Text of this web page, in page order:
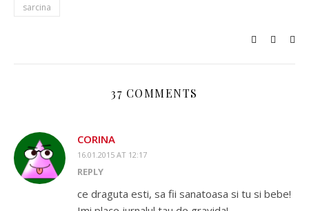
sarcina
37 COMMENTS
CORINA
16.01.2015 AT 12:17
REPLY
ce draguta esti, sa fii sanatoasa si tu si bebe!